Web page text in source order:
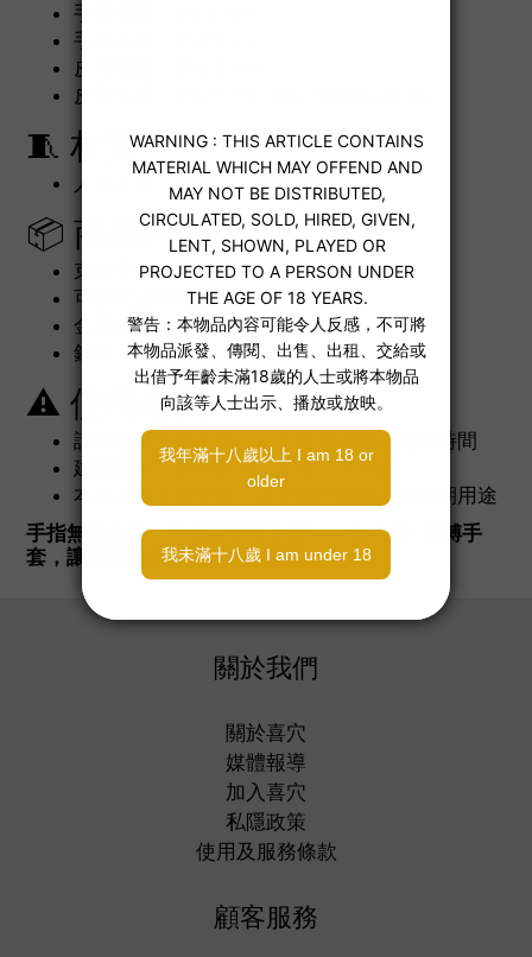
手套寬度：約 14 cm
手套長度：約 27 cm
皮帶寬度：約 5.5 cm
皮帶長度：約 25 cm（含 7 段孔位可調）
🧵 材質
人造皮革（合皮）、金屬配件
📦 商品內容
束縛手套（左右手）x1 對
可調式皮帶束環 x2
金屬鎖 x2
鎖匙 x2
⚠ 使用建議
請勿過度緊束手腕，注意血液循環與配戴時間
建議與信任夥伴使用，並建立安全詞
本品為成人娛樂用，請勿用於醫療或非預期用途
手指無法伸展，手腕被牢牢束縛——SMVIP 束縛手
套，讓你體驗真正的無助與服從。
關於我們
關於喜穴
媒體報導
加入喜穴
私隱政策
使用及服務條款
顧客服務